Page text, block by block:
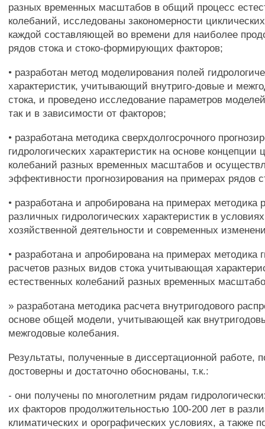
разных временных масштабов в общий процесс
колебаний, исследованы закономерности
каждой составляющей во времени для наиболее
рядов стока и стоко-формирующих факторов;
• разработан метод моделирования полей
характеристик, учитывающий внутриго-довые и
стока, и проведено исследование параметров
так и в зависимости от факторов;
• разработана методика сверхдолгосрочного
гидрологических характеристик на основе концепции
колебаний разных временных масштабов и
эффективности прогнозирования на примерах рядов
• разработана и апробирована на примерах методика
различных гидрологических характеристик в
хозяйственной деятельности и современных
• разработана и апробирована на примерах методика
расчетов разных видов стока учитывающая
естественных колебаний разных временных
» разработана методика расчета внутригодового
основе общей модели, учитывающей как
межгодовые колебания.
Результаты, полученные в диссертационной работе,
достоверны и достаточно обоснованы, т.к.:
- они получены по многолетним рядам
их факторов продолжительностью 100-200 лет в
климатических и орографических условиях, а также